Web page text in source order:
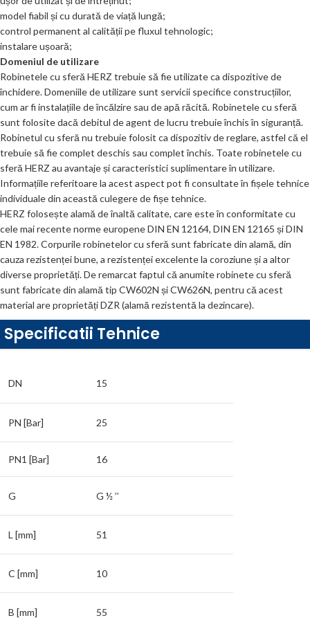
model fiabil și cu durată de viață lungă;
control permanent al calității pe fluxul tehnologic;
instalare ușoară;
Domeniul de utilizare
Robinetele cu sferă HERZ trebuie să fie utilizate ca dispozitive de
închidere. Domeniile de utilizare sunt servicii specifice construcțiilor,
cum ar fi instalațiile de încălzire sau de apă răcită. Robinetele cu sferă
sunt folosite dacă debitul de agent de lucru trebuie închis în siguranță.
Robinetul cu sferă nu trebuie folosit ca dispozitiv de reglare, astfel că el
trebuie să fie complet deschis sau complet închis. Toate robinetele cu
sferă HERZ au avantaje și caracteristici suplimentare în utilizare.
Informațiile referitoare la acest aspect pot fi consultate în fișele tehnice
individuale din această culegere de fișe tehnice.
HERZ folosește alamă de înaltă calitate, care este în conformitate cu
cele mai recente norme europene DIN EN 12164, DIN EN 12165 și DIN
EN 1982. Corpurile robinetelor cu sferă sunt fabricate din alamă, din
cauza rezistenței bune, a rezistenței excelente la coroziune și a altor
diverse proprietăți. De remarcat faptul că anumite robinete cu sferă
sunt fabricate din alamă tip CW602N și CW626N, pentru că acest
material are proprietăți DZR (alamă rezistentă la dezincare).
Specificatii Tehnice
DN 15
PN [Bar] 25
PN1 [Bar] 16
G G ½ ’’
L [mm] 51
C [mm] 10
B [mm] 55